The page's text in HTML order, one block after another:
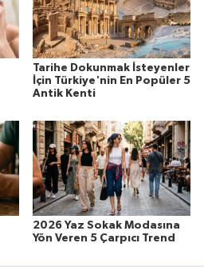
Tarihe Dokunmak İsteyenler
İçin Türkiye'nin En Popüler 5
Antik Kenti
2026 Yaz Sokak Modasına
Yön Veren 5 Çarpıcı Trend